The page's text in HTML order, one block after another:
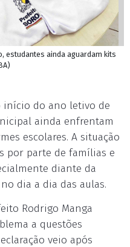
estudantes ainda aguardam kits
início do ano letivo de
ainda enfrentam
escolares. A situação
por parte de famílias e
diante da
dia a dia das aulas.
Rodrigo Manga
a questões
veio após